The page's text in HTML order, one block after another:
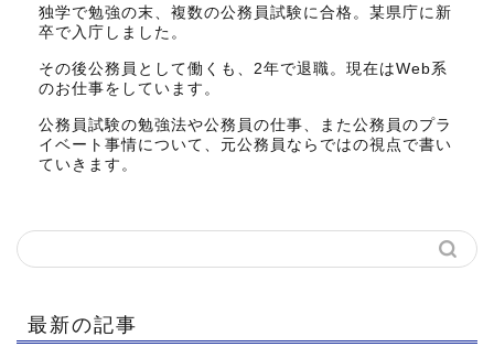
独学で勉強の末、複数の公務員試験に合格。某県庁に新
卒で入庁しました。
その後公務員として働くも、2年で退職。現在はWeb系
のお仕事をしています。
公務員試験の勉強法や公務員の仕事、また公務員のプラ
イベート事情について、元公務員ならではの視点で書い
ていきます。
最新の記事